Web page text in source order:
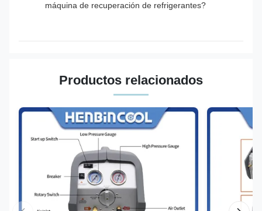
máquina de recuperación de refrigerantes?
Productos relacionados